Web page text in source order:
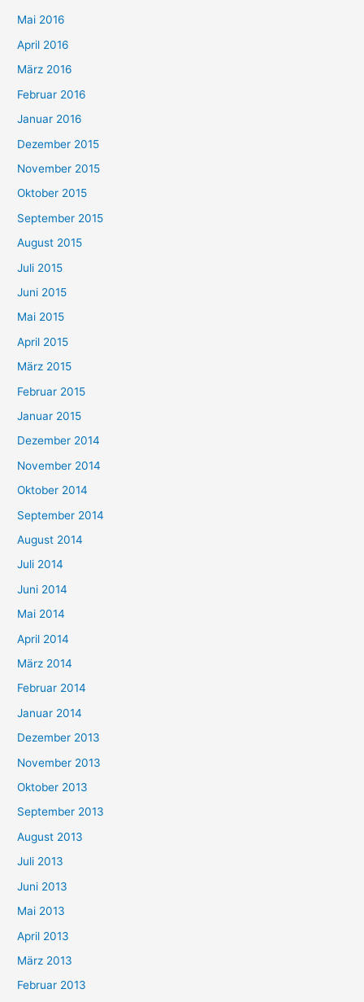
Mai 2016
April 2016
März 2016
Februar 2016
Januar 2016
Dezember 2015
November 2015
Oktober 2015
September 2015
August 2015
Juli 2015
Juni 2015
Mai 2015
April 2015
März 2015
Februar 2015
Januar 2015
Dezember 2014
November 2014
Oktober 2014
September 2014
August 2014
Juli 2014
Juni 2014
Mai 2014
April 2014
März 2014
Februar 2014
Januar 2014
Dezember 2013
November 2013
Oktober 2013
September 2013
August 2013
Juli 2013
Juni 2013
Mai 2013
April 2013
März 2013
Februar 2013